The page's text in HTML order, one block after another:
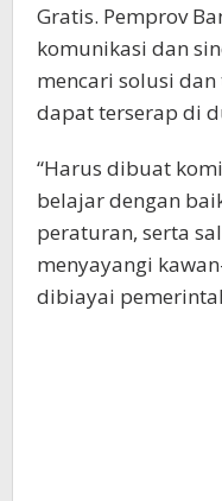
Gratis. Pemprov
komunikasi dan
mencari solusi
dapat terserap di
“Harus dibuat
belajar dengan
peraturan, serta
menyayangi
dibiayai